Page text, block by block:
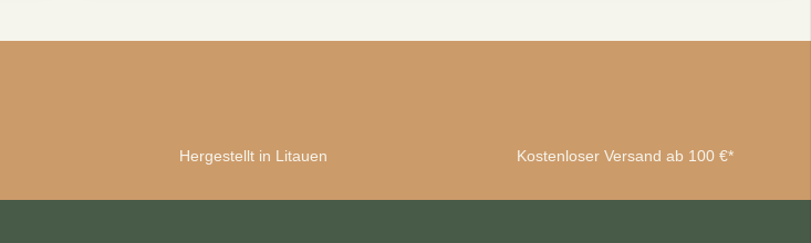
Hergestellt in Litauen Kostenloser Versand ab 100 €*